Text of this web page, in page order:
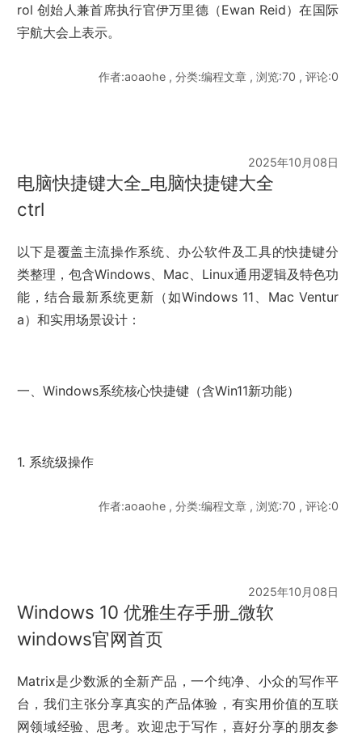
rol 创始人兼首席执行官伊万里德（Ewan Reid）在国际
宇航大会上表示。
作者:aoaohe , 分类:编程文章 , 浏览:70 , 评论:0
2025年10月08日
电脑快捷键大全_电脑快捷键大全
ctrl
以下是覆盖主流操作系统、办公软件及工具的快捷键分
类整理，包含Windows、Mac、Linux通用逻辑及特色功
能，结合最新系统更新（如Windows 11、Mac Ventur
a）和实用场景设计：
一、Windows系统核心快捷键（含Win11新功能）
1. 系统级操作
作者:aoaohe , 分类:编程文章 , 浏览:70 , 评论:0
2025年10月08日
Windows 10 优雅生存手册_微软
windows官网首页
Matrix是少数派的全新产品，一个纯净、小众的写作平
台，我们主张分享真实的产品体验，有实用价值的互联
网领域经验、思考。欢迎忠于写作，喜好分享的朋友参